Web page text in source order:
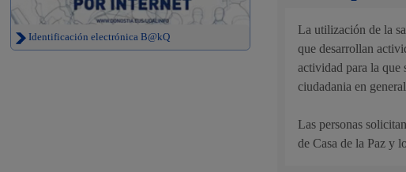
Identificación electrónica B@kQ
La utilización de la
que desarrollan
actividad para la que
ciudadania en
Las personas
de Casa de la Paz y